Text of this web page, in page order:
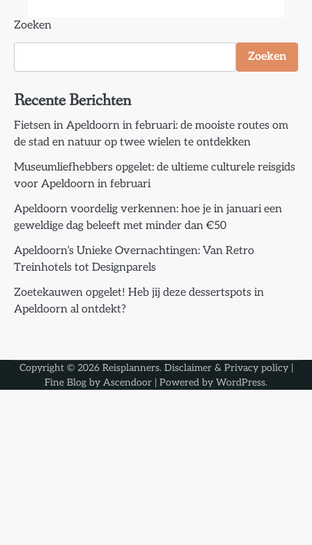
Zoeken
Zoeken
Recente Berichten
Fietsen in Apeldoorn in februari: de mooiste routes om
de stad en natuur op twee wielen te ontdekken
Museumliefhebbers opgelet: de ultieme culturele reisgids
voor Apeldoorn in februari
Apeldoorn voordelig verkennen: hoe je in januari een
geweldige dag beleeft met minder dan €50
Apeldoorn’s Unieke Overnachtingen: Van Retro
Treinhotels tot Designparels
Zoetekauwen opgelet! Heb jij deze dessertspots in
Apeldoorn al ontdekt?
Copyright © 2026 Reisplanners. Disclaimer & Privacy policy|
Fine Blog by Ascendoor | Powered by WordPress.